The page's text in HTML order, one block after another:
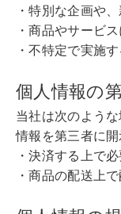
・特別な企画や
・商品やサービ
・不特定で実施
個人情報の
当社は次のよう
情報を第三者に開
・決済する上で
・商品の配送上